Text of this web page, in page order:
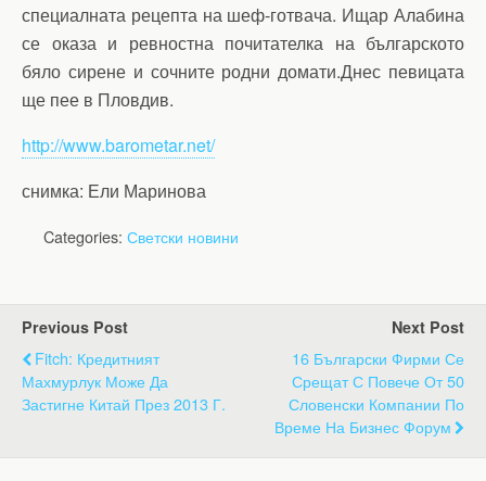
специалната рецепта на шеф-готвача. Ищар Алабина
се оказа и ревностна почитателка на българското
бяло сирене и сочните родни домати.Днес певицата
ще пее в Пловдив.
http://www.barometar.net/
снимка: Ели Маринова
Categories: Светски новини
Previous Post
Fitch: Кредитният
Махмурлук Може Да
Застигне Китай През 2013 Г.
Next Post
16 Български Фирми Се
Срещат С Повече От 50
Словенски Компании По
Време На Бизнес Форум